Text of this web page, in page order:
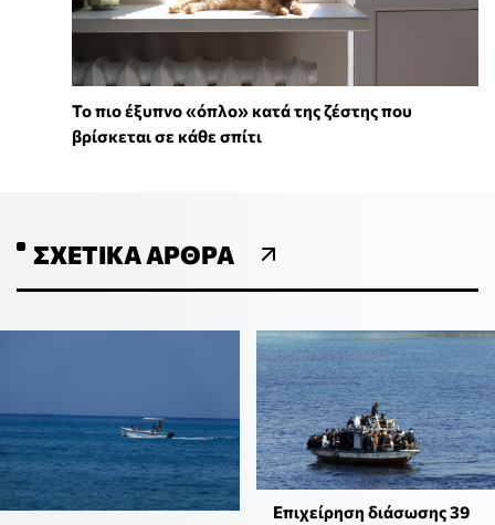
To πιο έξυπνο «όπλο» κατά της ζέστης που
βρίσκεται σε κάθε σπίτι
ΣΧΕΤΙΚΆ ΆΡΘΡΑ
Επιχείρηση διάσωσης 39